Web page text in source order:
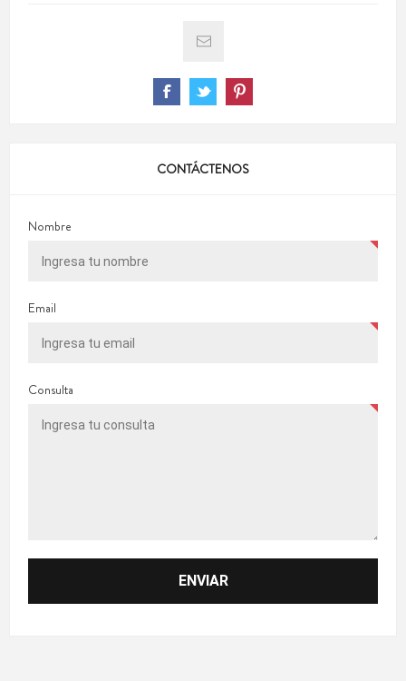
CONTÁCTENOS
Nombre
Email
Consulta